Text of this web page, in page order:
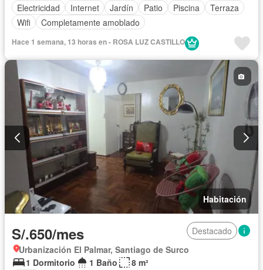
Electricidad
Internet Jardín Patio Piscina
Terraza
Wifi
Completamente amoblado
Hace 1 semana, 13 horas en - ROSA LUZ CASTILLO
Habitación
S/.650/mes
Destacado
Urbanización El Palmar, Santiago de Surco
1 Dormitorio
1 Baño
8 m²